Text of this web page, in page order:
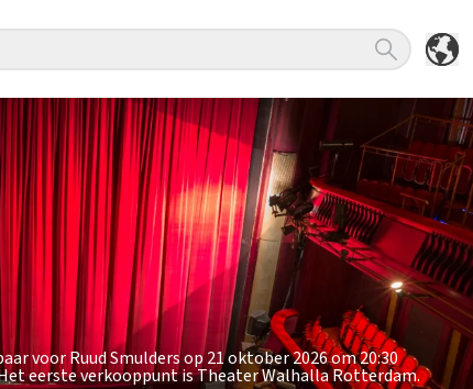
voor Ruud Smulders op 21 oktober 2026 om 20:30
eerste verkooppunt is Theater Walhalla Rotterdam.